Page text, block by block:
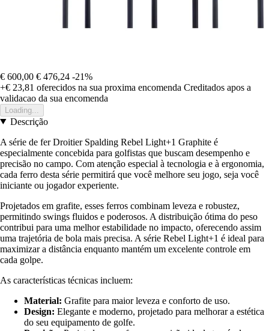
€ 600,00 € 476,24 -21%
+€ 23,81 oferecidos na sua proxima encomenda Creditados apos a
validacao da sua encomenda
Loading...
Descrição
A série de fer Droitier Spalding Rebel Light+1 Graphite é
especialmente concebida para golfistas que buscam desempenho e
precisão no campo. Com atenção especial à tecnologia e à ergonomia,
cada ferro desta série permitirá que você melhore seu jogo, seja você
iniciante ou jogador experiente.
Projetados em grafite, esses ferros combinam leveza e robustez,
permitindo swings fluidos e poderosos. A distribuição ótima do peso
contribui para uma melhor estabilidade no impacto, oferecendo assim
uma trajetória de bola mais precisa. A série Rebel Light+1 é ideal para
maximizar a distância enquanto mantém um excelente controle em
cada golpe.
As características técnicas incluem:
Material: Grafite para maior leveza e conforto de uso.
Design: Elegante e moderno, projetado para melhorar a estética
do seu equipamento de golfe.